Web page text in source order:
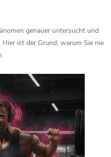
genauer untersucht und
ist der Grund, warum Sie nie